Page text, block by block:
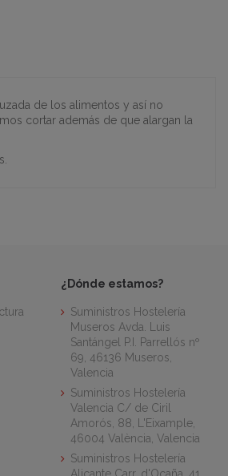
de los alimentos y así no
cortar además de que alargan la
¿Dónde estamos?
Suministros Hostelería
Museros Avda. Luis
Santángel P.I. Parrellós nº
69, 46136 Museros,
Valencia
Suministros Hostelería
Valencia C/ de Ciril
Amorós, 88, L'Eixample,
46004 València, Valencia
Suministros Hostelería
Alicante Carr. d'Ocaña, 41,